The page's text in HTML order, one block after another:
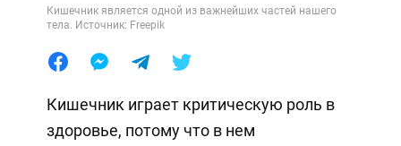
Кишечник является одной из важнейших частей нашего
тела. Источник: Freepik
Кишечник играет критическую роль в
здоровье, потому что в нем